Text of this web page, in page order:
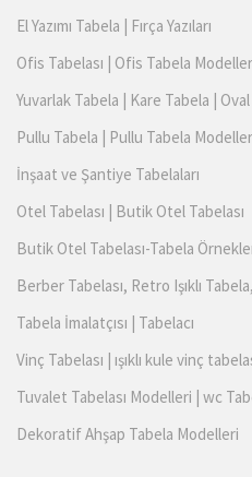
El Yazımı Tabela | Fırça Yazıları
Ofis Tabelası | Ofis Tabela
Yuvarlak Tabela | Kare Tabela |
Pullu Tabela | Pullu Tabela
İnşaat ve Şantiye Tabelaları
Otel Tabelası | Butik Otel Tabelası
Butik Otel Tabelası-Tabela
Berber Tabelası, Retro Işıklı
Tabela İmalatçısı | Tabelacı
Vinç Tabelası | ışıklı kule vinç
Tuvalet Tabelası Modelleri | wc
Dekoratif Ahşap Tabela Modelleri